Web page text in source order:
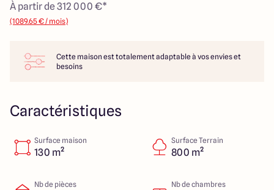
Maisons ARLOGIS Limoges
À partir de 312 000 €*
(1089.65 € / mois)
Cette maison est totalement adaptable à vos envies et
besoins
Caractéristiques
Surface maison
130 m²
Surface Terrain
800 m²
Nb de pièces Nb de chambres